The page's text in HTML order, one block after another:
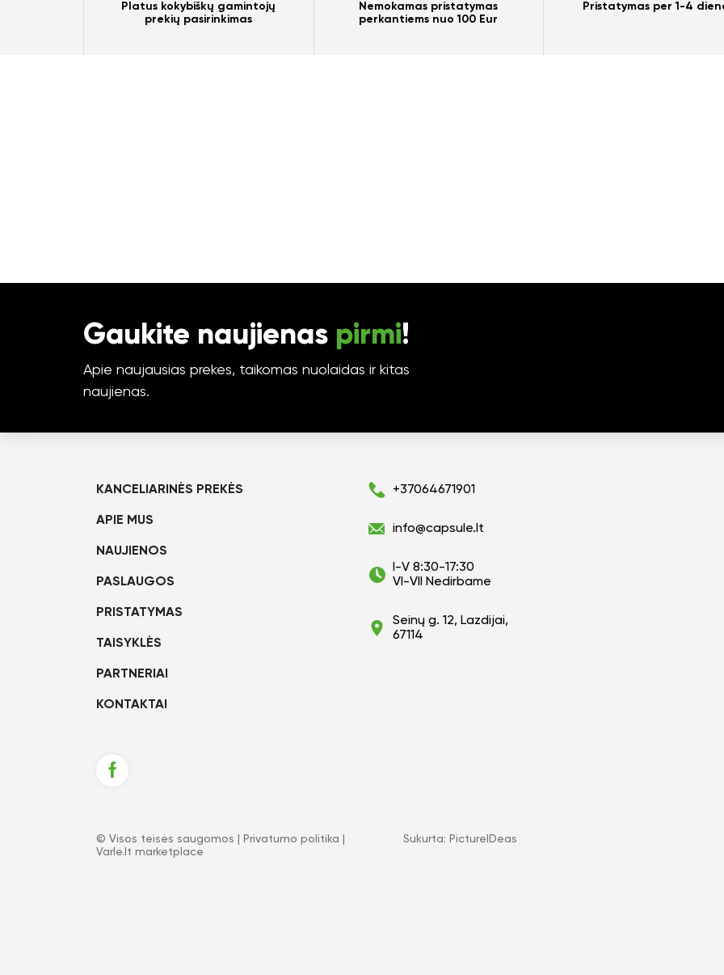
Platus kokybiškų gamintojų
prekių pasirinkimas
Nemokamas pristatymas
perkantiems nuo 100 Eur
Pristatymas per 1-4
Gaukite naujienas pirmi!
Apie naujausias prekes, taikomas nuolaidas ir kitas
naujienas.
KANCELIARINĖS PREKĖS
APIE MUS
NAUJIENOS
PASLAUGOS
PRISTATYMAS
TAISYKLĖS
PARTNERIAI
KONTAKTAI
+37064671901
info@capsule.lt
I-V 8:30-17:30
VI-VII Nedirbame
Seinų g. 12, Lazdijai,
67114
© Visos teisės saugomos | Privatumo politika
Varle.lt marketplace
Sukurta: PictureIDeas